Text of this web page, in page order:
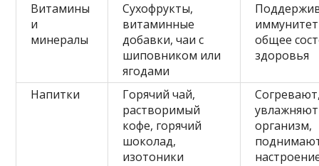
Витамины
и
минералы
Сухофрукты,
витаминные
добавки, чаи с
шиповником или
ягодами
общее
здоровья
Напитки
Горячий чай,
растворимый
кофе, горячий
шоколад,
изотоники
увлажняют
организм,